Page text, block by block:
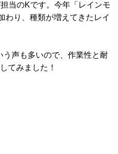
当のKです。今年「レインモ
わり、種類が増えてきたレイ
う声も多いので、作業性と耐
てみました！